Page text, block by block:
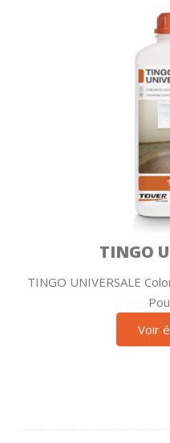
TINGO
TINGO UNIVERSALE
Voir